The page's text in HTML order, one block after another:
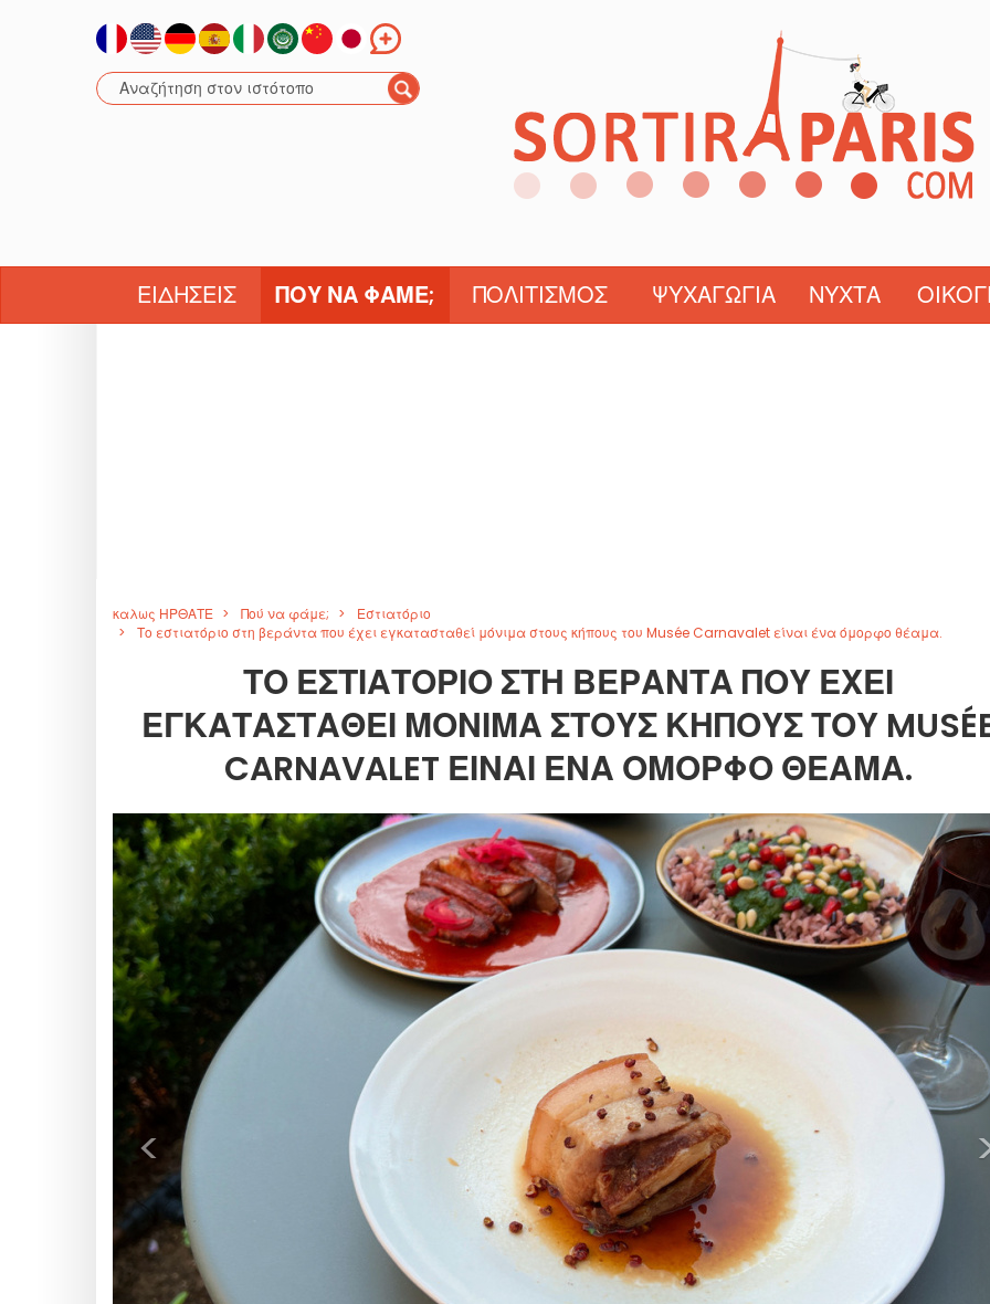
ΕΙΔΉΣΕΙΣ ΠΟΎ ΝΑ ΦΆΜΕ; ΠΟΛΙΤΙΣΜΌΣ ΨΥΧΑΓΩΓΊΑ ΝΎΧΤΑ
καλως ΗΡΘΑΤΕ Πού να φάμε;
Εστιατόριο
Το εστιατόριο στη βεράντα που έχει εγκατασταθεί μόνιμα στους κήπους του Musée Carnavalet είναι ένα όμορφο θέαμα.
ΤΟ ΕΣΤΙΑΤΌΡΙΟ ΣΤΗ ΒΕΡΆΝΤΑ ΠΟΥ ΈΧΕΙ
ΕΓΚΑΤΑΣΤΑΘΕΊ ΜΌΝΙΜΑ ΣΤΟΥΣ ΚΉΠΟΥΣ ΤΟΥ
CARNAVALET ΕΊΝΑΙ ΈΝΑ ΌΜΟΡΦΟ ΘΈΑΜΑ.
<